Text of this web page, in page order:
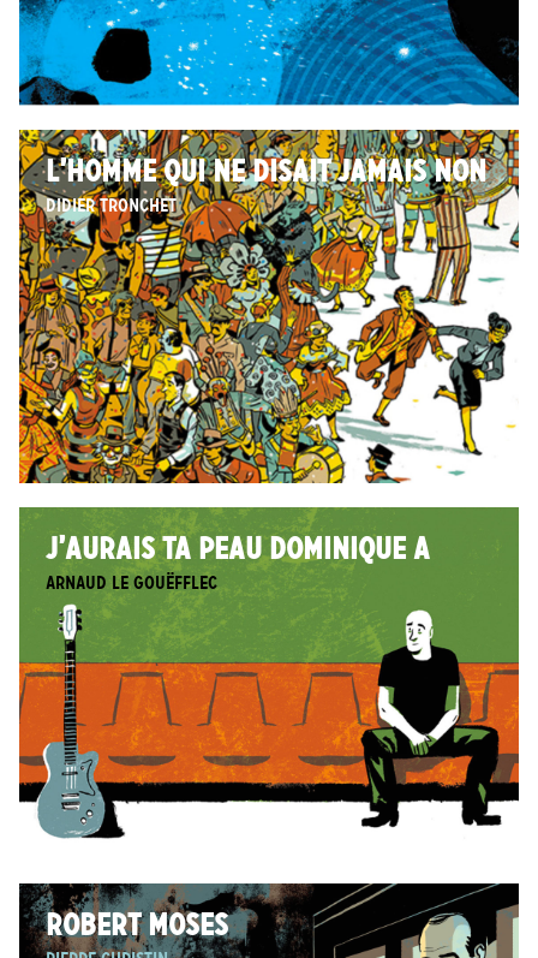
L’HOMME QUI NE DISAIT JAMAIS NON
Didier Tronchet
J’AURAIS TA PEAU DOMINIQUE A
Arnaud Le Gouëfflec
ROBERT MOSES